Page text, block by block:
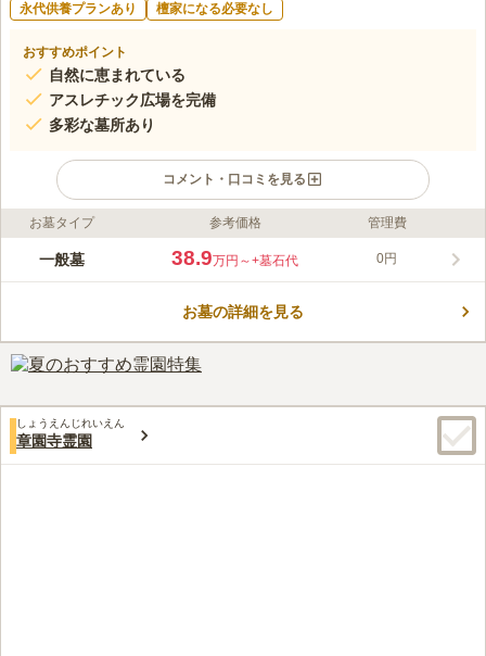
永代供養プランあり 檀家になる必要なし
おすすめポイント
自然に恵まれている
アスレチック広場を完備
多彩な墓所あり
コメント・口コミを見る
ライフドット編集部のコメント
飯盛霊園は、金剛生駒国定公園内にある緑あふれる公園墓地で
ます。 一般墓所だけではなく多彩なタイプを用意しており、合
申し込みも可能なので、終活をお考えの方にピッタリです。
口コミ評価
50代女性
自宅とお墓の間にホームセンターやスーパーマーケットがあり、
果物やちょっとした和菓子などのお供え物が手に入りますが、霊園内にも
花やろうそく、線香が販売されているので便利です。車で5分ほど走れば、
法事に適した和食の大きなお店もあり、利用しております。
お墓タイプ 参考価格 管理費
一般墓 38.9万円～+墓石代 0円
お墓の詳細を見る
しょうえんじれいえん
章園寺霊園